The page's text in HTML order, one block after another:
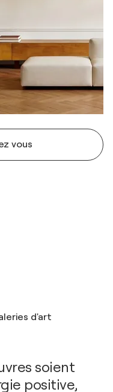
vous
d'art
soient
positive,